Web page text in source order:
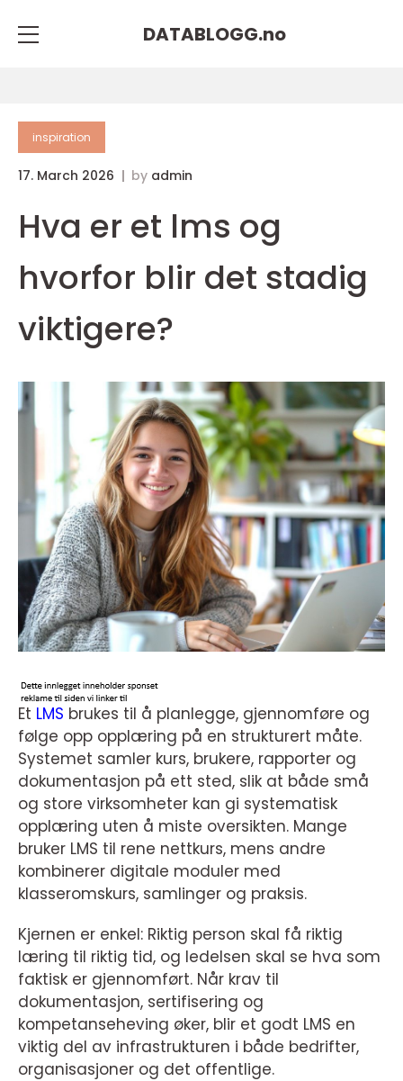
DATABLOGG.no
inspiration
17. March 2026 by admin
Hva er et lms og
hvorfor blir det stadig
viktigere?
Et LMS brukes til å planlegge, gjennomføre og
følge opp opplæring på en strukturert måte.
Systemet samler kurs, brukere, rapporter og
dokumentasjon på ett sted, slik at både små
og store virksomheter kan gi systematisk
opplæring uten å miste oversikten. Mange
bruker LMS til rene nettkurs, mens andre
kombinerer digitale moduler med
klasseromskurs, samlinger og praksis.
Kjernen er enkel: Riktig person skal få riktig
læring til riktig tid, og ledelsen skal se hva som
faktisk er gjennomført. Når krav til
dokumentasjon, sertifisering og
kompetanseheving øker, blir et godt LMS en
viktig del av infrastrukturen i både bedrifter,
organisasjoner og det offentlige.